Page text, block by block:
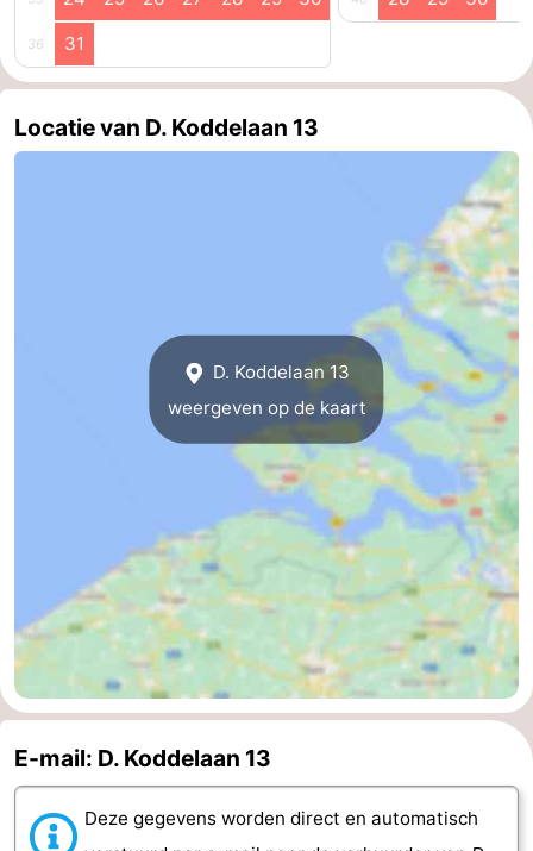
36 31
Locatie van D. Koddelaan 13
D. Koddelaan 13
weergeven op de kaart
E-mail: D. Koddelaan 13
Deze gegevens worden direct en automatisch